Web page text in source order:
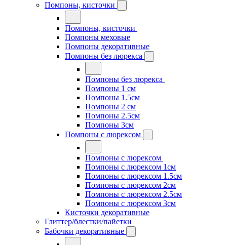
Помпоны, кисточки
Помпоны, кисточки
Помпоны меховые
Помпоны декоративные
Помпоны без люрекса
Помпоны без люрекса
Помпоны 1 см
Помпоны 1.5см
Помпоны 2 см
Помпоны 2.5см
Помпоны 3см
Помпоны с люрексом
Помпоны с люрексом
Помпоны с люрексом 1см
Помпоны с люрексом 1.5см
Помпоны с люрексом 2см
Помпоны с люрексом 2.5см
Помпоны с люрексом 3см
Кисточки декоративные
Глиттер/блестки/пайетки
Бабочки декоративные